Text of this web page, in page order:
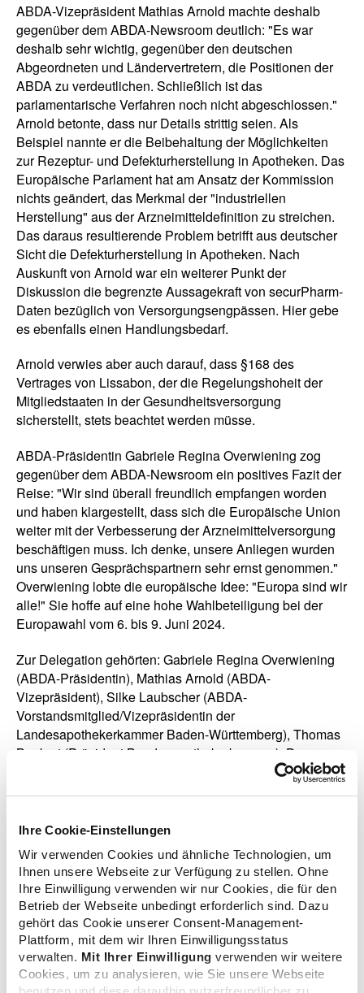
Ihre Cookie-Einstellungen
Wir verwenden Cookies und ähnliche Technologien, um
Ihnen unsere Webseite zur Verfügung zu stellen. Ohne
Ihre Einwilligung verwenden wir nur Cookies, die für den
Betrieb der Webseite unbedingt erforderlich sind. Dazu
gehört das Cookie unserer Consent-Management-
Plattform, mit dem wir Ihren Einwilligungsstatus
verwalten. Mit Ihrer Einwilligung verwenden wir weitere
Cookies, um zu analysieren, wie Sie unsere Webseite
ABDA-Vizepräsident Mathias Arnold machte deshalb
gegenüber dem ABDA-Newsroom deutlich: "Es war
deshalb sehr wichtig, gegenüber den deutschen
Abgeordneten und Ländervertretern, die Positionen der
ABDA zu verdeutlichen. Schließlich ist das
parlamentarische Verfahren noch nicht abgeschlossen."
Arnold betonte, dass nur Details strittig seien. Als
Beispiel nannte er die Beibehaltung der Möglichkeiten
zur Rezeptur- und Defekturherstellung in Apotheken. Das
Europäische Parlament hat am Ansatz der Kommission
nichts geändert, das Merkmal der "industriellen
Herstellung" aus der Arzneimitteldefinition zu streichen.
Das daraus resultierende Problem betrifft aus deutscher
Sicht die Defekturherstellung in Apotheken. Nach
Auskunft von Arnold war ein weiterer Punkt der
Diskussion die begrenzte Aussagekraft von securPharm-
Daten bezüglich von Versorgungsengpässen. Hier gebe
es ebenfalls einen Handlungsbedarf.
Arnold verwies aber auch darauf, dass §168 des
Vertrages von Lissabon, der die Regelungshoheit der
Mitgliedstaaten in der Gesundheitsversorgung
sicherstellt, stets beachtet werden müsse.
ABDA-Präsidentin Gabriele Regina Overwiening zog
gegenüber dem ABDA-Newsroom ein positives Fazit der
Reise: "Wir sind überall freundlich empfangen worden
und haben klargestellt, dass sich die Europäische Union
weiter mit der Verbesserung der Arzneimittelversorgung
beschäftigen muss. Ich denke, unsere Anliegen wurden
uns unseren Gesprächspartnern sehr ernst genommen."
Overwiening lobte die europäische Idee: "Europa sind wir
alle!" Sie hoffe auf eine hohe Wahlbeteiligung bei der
Europawahl vom 6. bis 9. Juni 2024.
Zur Delegation gehörten: Gabriele Regina Overwiening
(ABDA-Präsidentin), Mathias Arnold (ABDA-
Vizepräsident), Silke Laubscher (ABDA-
Vorstandsmitglied/Vizepräsidentin der
Landesapothekerkammer Baden-Württemberg), Thomas
Benkert (Präsident Bundesapothekerkammer), Dr.
Sebastian Schmitz (ABDA-Hauptgeschäftsführer), Dr.
für Europaangelegenheiten).